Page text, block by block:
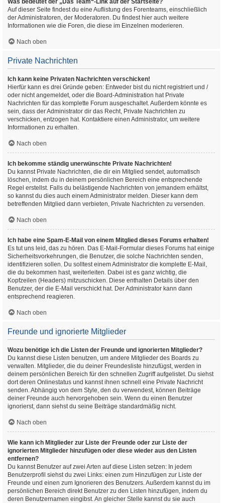
Was bedeutet der „Das Team“-Link auf der Startseite?
Auf dieser Seite findest du eine Auflistung des Forenteams, einschließlich
der Administratoren, der Moderatoren. Du findest hier auch weitere
Informationen wie die Foren, die diese im Einzelnen moderieren.
Nach oben
Private Nachrichten
Ich kann keine Privaten Nachrichten verschicken!
Hierfür kann es drei Gründe geben: Entweder bist du nicht registriert und /
oder nicht angemeldet, oder die Board-Administration hat Private
Nachrichten für das komplette Forum ausgeschaltet. Außerdem könnte es
sein, dass der Administrator dir das Recht, Private Nachrichten zu
verschicken, entzogen hat. Kontaktiere einen Administrator, um weitere
Informationen zu erhalten.
Nach oben
Ich bekomme ständig unerwünschte Private Nachrichten!
Du kannst Private Nachrichten, die dir ein Mitglied sendet, automatisch
löschen, indem du in deinem persönlichen Bereich eine entsprechende
Regel erstellst. Falls du belästigende Nachrichten von jemandem erhältst,
so kannst du dies auch einem Administrator melden. Dieser kann dem
betreffenden Mitglied dann verbieten, Private Nachrichten zu versenden.
Nach oben
Ich habe eine Spam-E-Mail von einem Mitglied dieses Forums erhalten!
Es tut uns leid, das zu hören. Das E-Mail-Formular dieses Forums hat einige
Sicherheitsvorkehrungen, die Benutzer, die solche Nachrichten senden,
identifizieren sollen. Du solltest einem Administrator die komplette E-Mail,
die du bekommen hast, weiterleiten. Dabei ist es ganz wichtig, die
Kopfzeilen (Headers) mitzuschicken. Diese enthalten Details über den
Benutzer, der die E-Mail verschickt hat. Der Administrator kann dann
entsprechend reagieren.
Nach oben
Freunde und ignorierte Mitglieder
Wozu benötige ich die Listen der Freunde und ignorierten Mitglieder?
Du kannst diese Listen benutzen, um andere Mitglieder des Boards zu
verwalten. Mitglieder, die du deiner Freundesliste hinzufügst, werden in
deinem persönlichen Bereich für den schnellen Zugriff aufgelistet. Du siehst
dort deren Onlinestatus und kannst ihnen schnell eine Private Nachricht
senden. Abhängig von dem Style, den du verwendest, können Beiträge
deiner Freunde auch hervorgehoben sein. Wenn du einen Benutzer
ignorierst, dann siehst du seine Beiträge standardmäßig nicht.
Nach oben
Wie kann ich Mitglieder zur Liste der Freunde oder zur Liste der
ignorierten Mitglieder hinzufügen oder diese wieder aus den Listen
entfernen?
Du kannst Benutzer auf zwei Arten auf diese Listen setzen: In jedem
Benutzerprofil siehst du zwei Links: einen zum Hinzufügen zur Liste der
Freunde und einen zum Ignorieren des Benutzers. Außerdem kannst du im
persönlichen Bereich direkt Benutzer zu den Listen hinzufügen, indem du
deren Benutzernamen eingibst. An gleicher Stelle kannst du sie auch